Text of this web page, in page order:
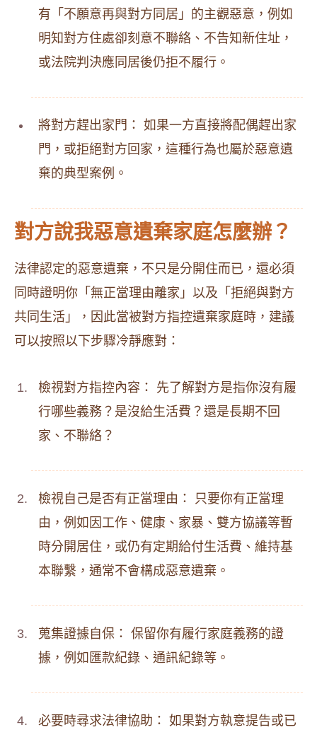
有「不願意再與對方同居」的主觀惡意，例如
明知對方住處卻刻意不聯絡、不告知新住址，
或法院判決應同居後仍拒不履行。
將對方趕出家門： 如果一方直接將配偶趕出家
門，或拒絕對方回家，這種行為也屬於惡意遺
棄的典型案例。
對方說我惡意遺棄家庭怎麼辦？
法律認定的惡意遺棄，不只是分開住而已，還必須
同時證明你「無正當理由離家」以及「拒絕與對方
共同生活」，因此當被對方指控遺棄家庭時，建議
可以按照以下步驟冷靜應對：
檢視對方指控內容： 先了解對方是指你沒有履
行哪些義務？是沒給生活費？還是長期不回
家、不聯絡？
檢視自己是否有正當理由： 只要你有正當理
由，例如因工作、健康、家暴、雙方協議等暫
時分開居住，或仍有定期給付生活費、維持基
本聯繫，通常不會構成惡意遺棄。
蒐集證據自保： 保留你有履行家庭義務的證
據，例如匯款紀錄、通訊紀錄等。
必要時尋求法律協助： 如果對方執意提告或已